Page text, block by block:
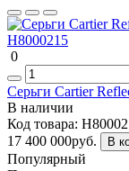
0
Серьги Cartier
В наличии
Код товара:
17 400 000руб.
В
Популярный